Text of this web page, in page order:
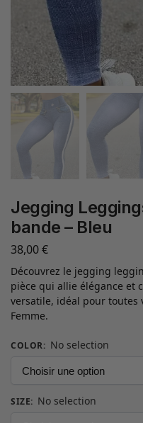
Jegging
bande – Bleu
38,00€
Découvrez le jegging
pièce qui allie élégance et
versatile, idéal pour toutes
Femme.
COLOR: No selection
SIZE: No selection